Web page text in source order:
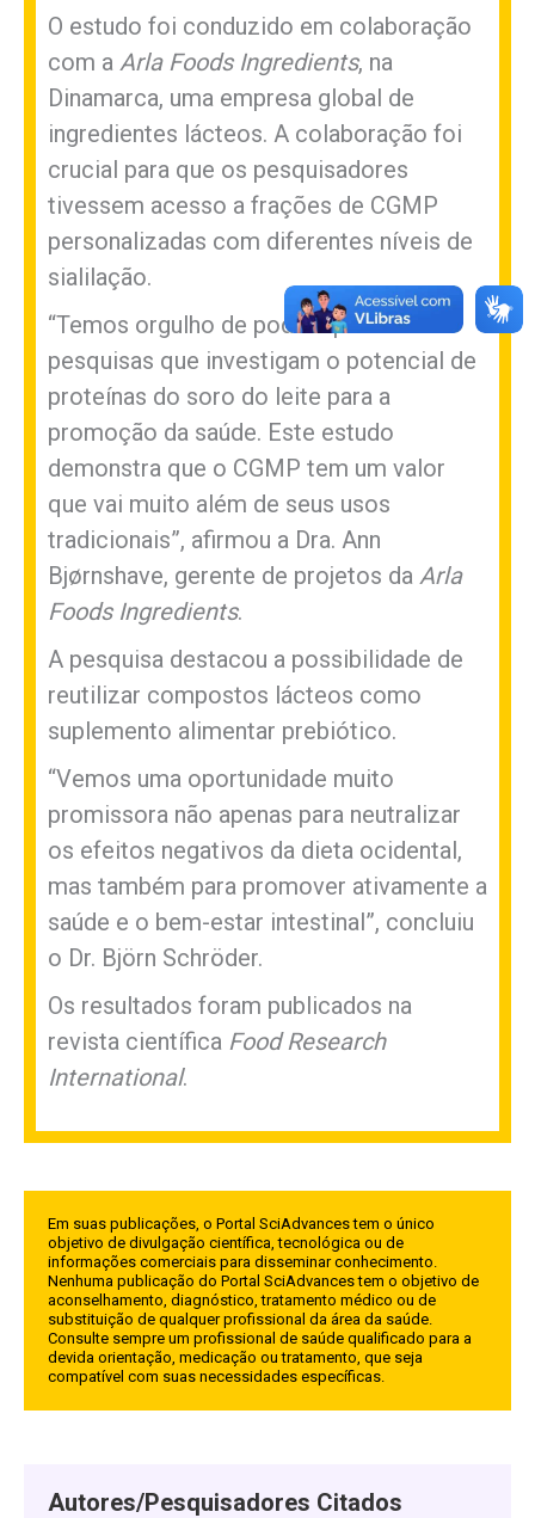
O estudo foi conduzido em colaboração
com a Arla Foods Ingredients, na
Dinamarca, uma empresa global de
ingredientes lácteos. A colaboração foi
crucial para que os pesquisadores
tivessem acesso a frações de CGMP
personalizadas com diferentes níveis de
sialilação.
“Temos orgulho de poder apoiar
pesquisas que investigam o potencial de
proteínas do soro do leite para a
promoção da saúde. Este estudo
demonstra que o CGMP tem um valor
que vai muito além de seus usos
tradicionais”, afirmou a Dra. Ann
Bjørnshave, gerente de projetos da Arla
Foods Ingredients.
A pesquisa destacou a possibilidade de
reutilizar compostos lácteos como
suplemento alimentar prebiótico.
“Vemos uma oportunidade muito
promissora não apenas para neutralizar
os efeitos negativos da dieta ocidental,
mas também para promover ativamente a
saúde e o bem-estar intestinal”, concluiu
o Dr. Björn Schröder.
Os resultados foram publicados na
revista científica Food Research
International.
Em suas publicações, o Portal SciAdvances tem o único
objetivo de divulgação científica, tecnológica ou de
informações comerciais para disseminar conhecimento.
Nenhuma publicação do Portal SciAdvances tem o objetivo de
aconselhamento, diagnóstico, tratamento médico ou de
substituição de qualquer profissional da área da saúde.
Consulte sempre um profissional de saúde qualificado para a
devida orientação, medicação ou tratamento, que seja
compatível com suas necessidades específicas.
Autores/Pesquisadores Citados